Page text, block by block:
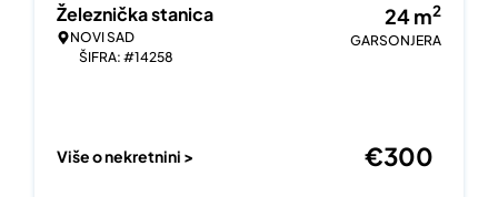
Železnička stanica
NOVI SAD
ŠIFRA: #14258
24m2
GARSONJERA
Više o nekretnini > €300